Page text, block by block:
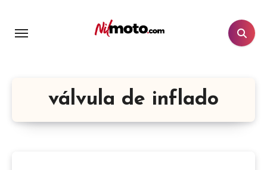
válvula de inflado